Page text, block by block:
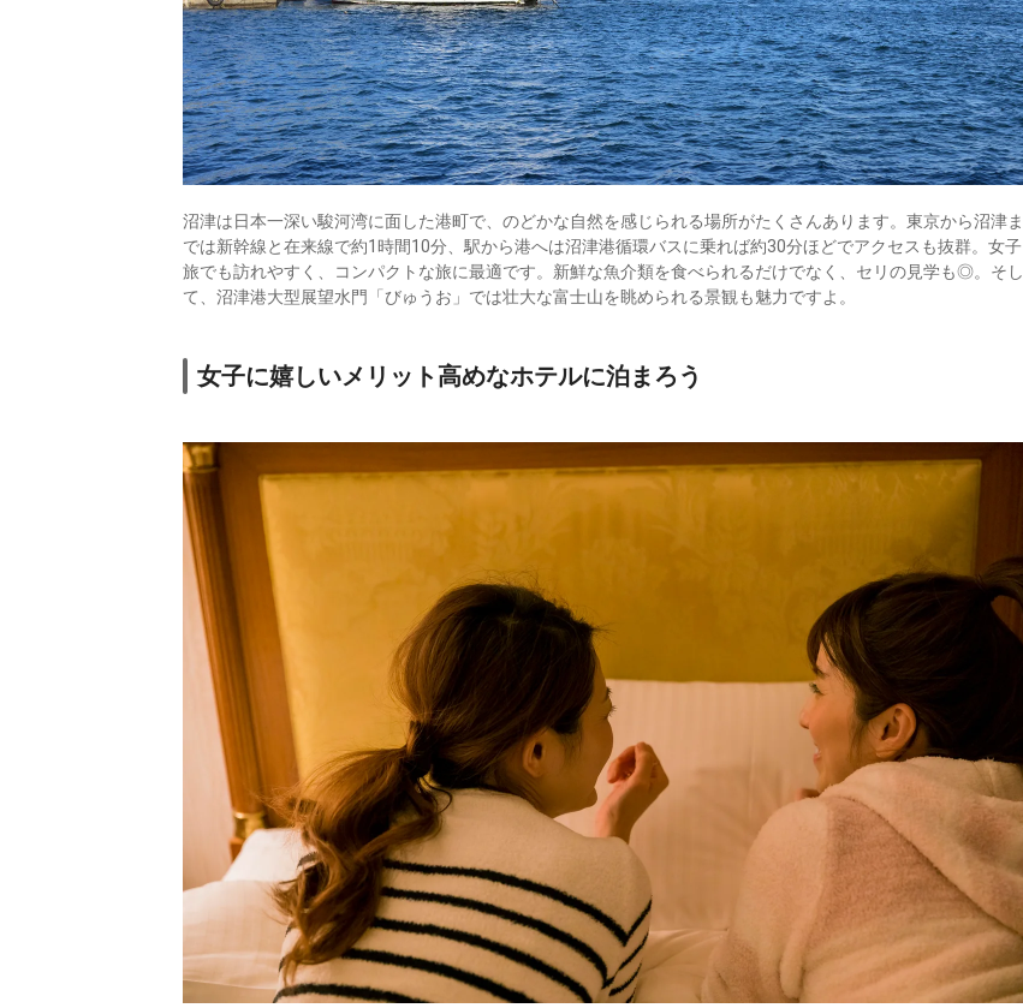
沼津は日本一深い駿河湾に面した港町で、のどかな自然を感じられる場所がたくさんあります。東京から沼津ま
では新幹線と在来線で約1時間10分、駅から港へは沼津港循環バスに乗れば約30分ほどでアクセスも抜群。女子
旅でも訪れやすく、コンパクトな旅に最適です。新鮮な魚介類を食べられるだけでなく、セリの見学も◎。そし
て、沼津港大型展望水門「びゅうお」では壮大な富士山を眺められる景観も魅力ですよ。
女子に嬉しいメリット高めなホテルに泊まろう